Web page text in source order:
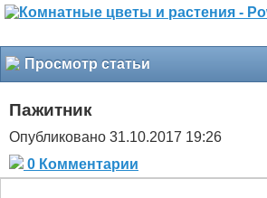
Просмотр статьи
Пажитник
Опубликовано 31.10.2017 19:26
0 Комментарии